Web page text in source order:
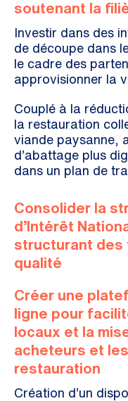
soutenant la
Investir dans des
de découpe dans
le cadre des
approvisionner la
Couplé à la
la restauration
viande paysanne,
d’abattage plus
dans un plan de
Consolider la
d’Intérêt
structurant des
qualité
Créer une
ligne pour
locaux et la
acheteurs et
restauration
Création d’un